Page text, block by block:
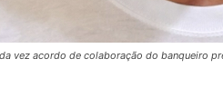
vez acordo de colaboração do banqueiro